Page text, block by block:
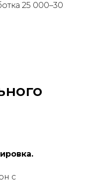
25 000–30
с